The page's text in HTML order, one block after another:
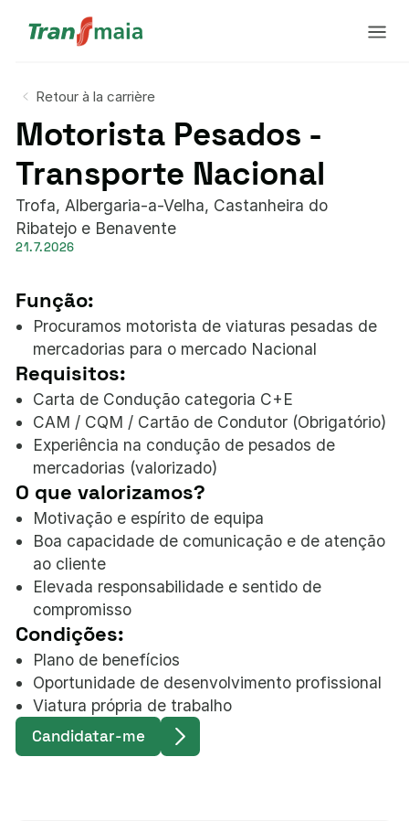
Retour à la carrière
Motorista Pesados -
Transporte Nacional
Trofa, Albergaria-a-Velha, Castanheira do
Ribatejo e Benavente
21.7.2026
Função:
Procuramos motorista de viaturas pesadas de
mercadorias para o mercado Nacional
Requisitos:
Carta de Condução categoria C+E
CAM / CQM / Cartão de Condutor (Obrigatório)
Experiência na condução de pesados de
mercadorias (valorizado)
O que valorizamos?
Motivação e espírito de equipa
Boa capacidade de comunicação e de atenção
ao cliente
Elevada responsabilidade e sentido de
compromisso
Condições:
Plano de benefícios
Oportunidade de desenvolvimento profissional
Viatura própria de trabalho
Candidatar-me